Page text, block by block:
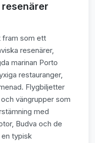
fram som ett
resenärer,
marinan Porto
restauranger,
Flygbiljetter
vängrupper som
med
Budva och de
typisk